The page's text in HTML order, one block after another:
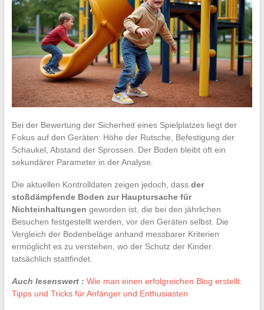
Bei der Bewertung der Sicherheit eines Spielplatzes liegt der
Fokus auf den Geräten: Höhe der Rutsche, Befestigung der
Schaukel, Abstand der Sprossen. Der Boden bleibt oft ein
sekundärer Parameter in der Analyse.
Die aktuellen Kontrolldaten zeigen jedoch, dass der
stoßdämpfende Boden zur Hauptursache für
Nichteinhaltungen geworden ist, die bei den jährlichen
Besuchen festgestellt werden, vor den Geräten selbst. Die
Vergleich der Bodenbeläge anhand messbarer Kriterien
ermöglicht es zu verstehen, wo der Schutz der Kinder
tatsächlich stattfindet.
Auch lesenswert : Wie man einen erfolgreichen Blog erstellt:
Tipps und Tricks für Anfänger und Enthusiasten